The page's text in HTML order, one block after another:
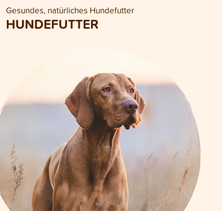
Gesundes, natürliches Hundefutter
HUNDEFUTTER